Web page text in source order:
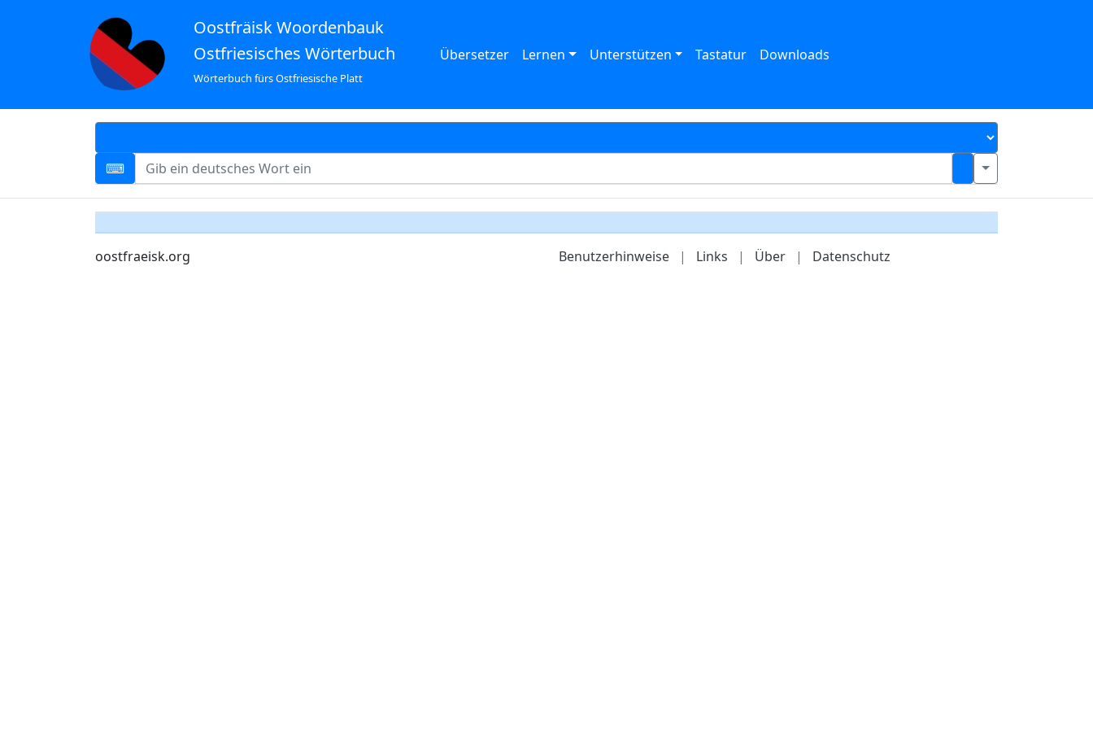
Oostfräisk Woordenbauk
Ostfriesisches Wörterbuch
Wörterbuch fürs Ostfriesische Platt
Übersetzer Lernen Unterstützen Tastatur Downloads
oostfraeisk.org Benutzerhinweise | Links | Über | Datenschutz